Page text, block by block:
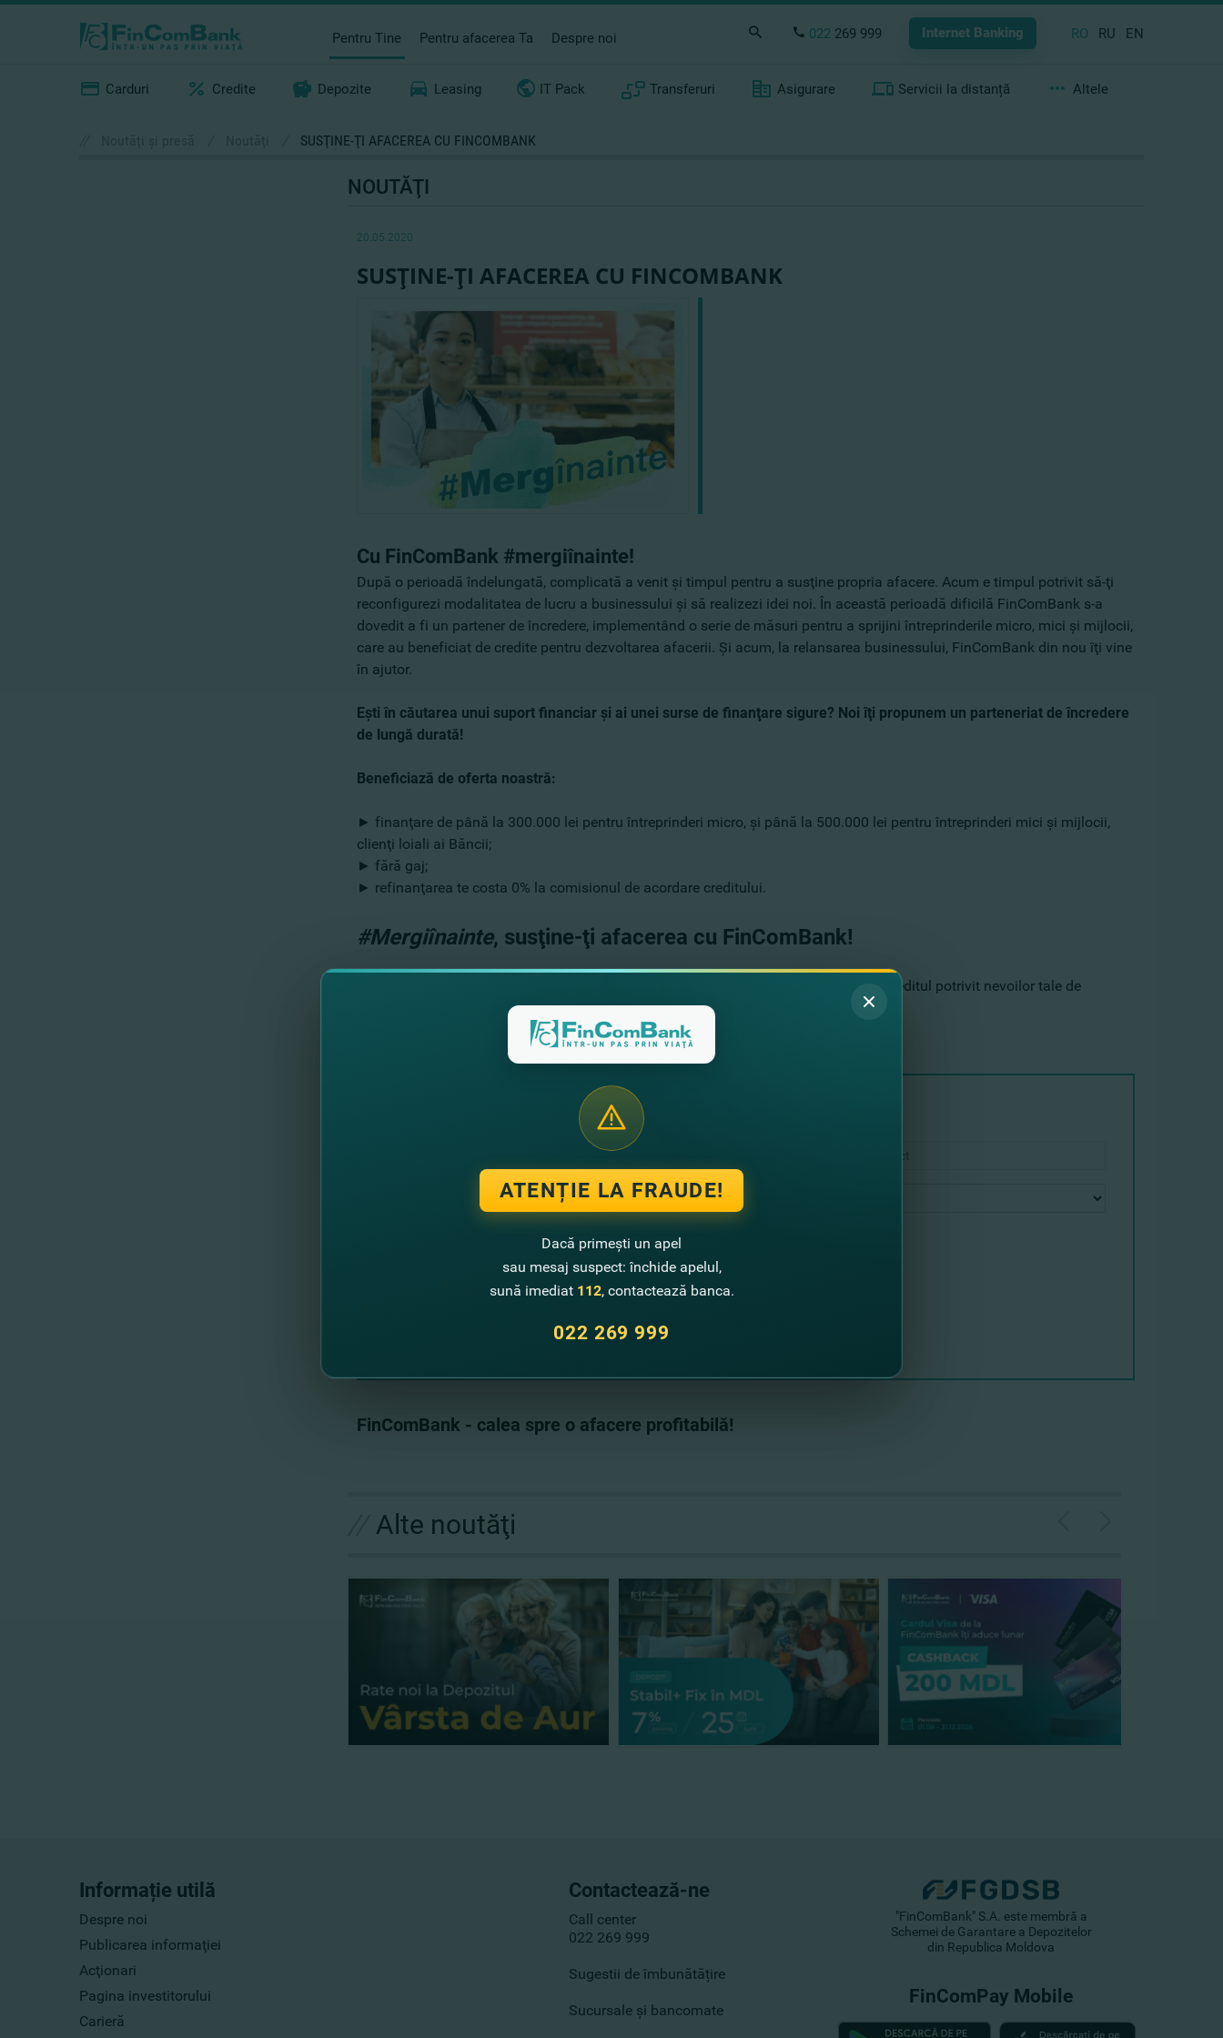
Pentru Tine Pentru afacerea Ta Despre noi 022 269 999 Internet Banking RO RU EN
Carduri Credite Depozite Leasing IT Pack Transferuri Asigurare Servicii la distanță Altele
SUSŢINE-ŢI AFACEREA CU FINCOMBANK
NOUTĂŢI
20.05.2020
SUSŢINE-ŢI AFACEREA CU FINCOMBANK
Cu FinComBank #mergiînainte!
După o perioadă îndelungată, complicată a venit şi timpul pentru a susţine propria afacere. Acum e timpul potrivit să-ţi
reconfigurezi modalitatea de lucru a businessului şi să realizezi idei noi. În această perioadă dificilă FinComBank s-a
dovedit a fi un partener de încredere, implementând o serie de măsuri pentru a sprijini întreprinderile micro, mici şi mijlocii,
care au beneficiat de credite pentru dezvoltarea afacerii. Şi acum, la relansarea businessului, FinComBank din nou îţi vine
în ajutor.
Eşti în căutarea unui suport financiar şi ai unei surse de finanţare sigure? Noi îţi propunem un parteneriat de încredere
de lungă durată!
Beneficiază de oferta noastră:
► finanţare de până la 300.000 lei pentru întreprinderi micro, şi până la 500.000 lei pentru întreprinderi mici şi mijlocii,
clienţi loiali ai Băncii;
► fără gaj;
► refinanţarea te costa 0% la comisionul de acordare creditului.
#Mergiînainte, susţine-ţi afacerea cu FinComBank!
, unde specialiştii te vor ajuta să obţii creditul potrivit nevoilor tale de
business sau lasă cererea online şi noi vom reveni cu un sunet!
Lasă-ne datele tale de contact şi noi revenim cu un sunet!
FinComBank - calea spre o afacere profitabilă!
Alte noutăţi
Informație utilă
Despre noi
Publicarea informaţiei
Acţionari
Pagina investitorului
Carieră
Contactează-ne
Call center
022 269 999
Sugestii de îmbunătățire
Sucursale și bancomate
"FinComBank" S.A. este membră a
Schemei de Garantare a Depozitelor
din Republica Moldova
FinComPay Mobile
ATENȚIE LA FRAUDE!
Dacă primești un apel
sau mesaj suspect: închide apelul,
sună imediat 112, contactează banca.
022 269 999